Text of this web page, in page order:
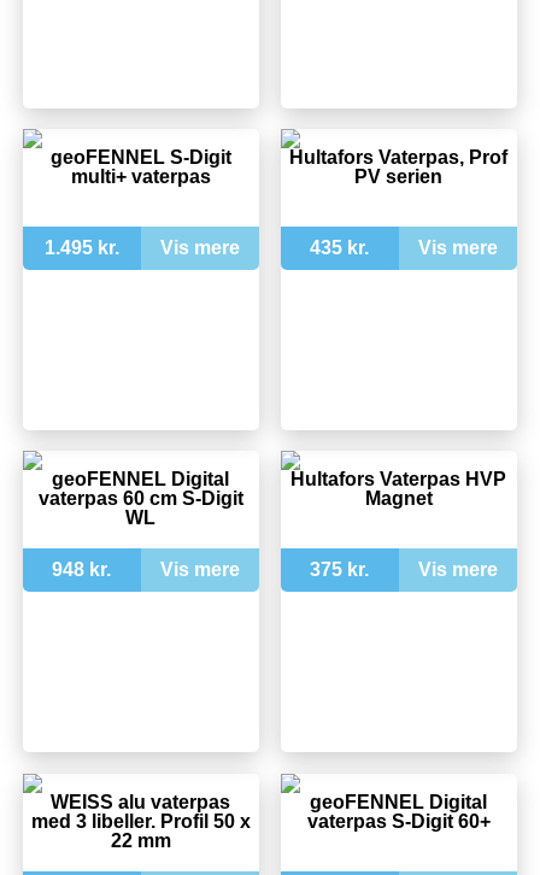
geoFENNEL S-Digit
multi+ vaterpas
1.495 kr. Vis mere
Hultafors Vaterpas, Prof
PV serien
435 kr. Vis mere
geoFENNEL Digital
vaterpas 60 cm S-Digit
WL
948 kr. Vis mere
Hultafors Vaterpas HVP
Magnet
375 kr. Vis mere
WEISS alu vaterpas
med 3 libeller. Profil 50 x
22 mm
geoFENNEL Digital
vaterpas S-Digit 60+